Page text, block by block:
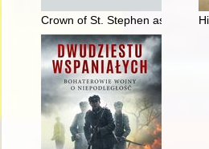
Crown of St. Stephen as a